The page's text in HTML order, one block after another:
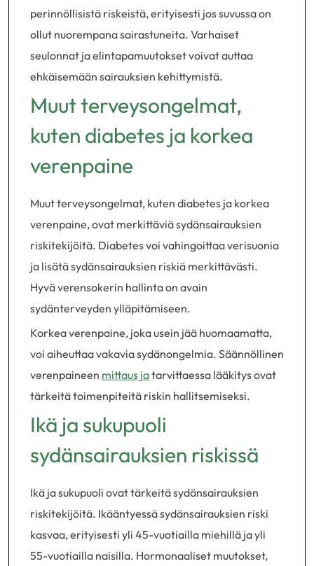
perinnöllisistä riskeistä, erityisesti jos suvussa on
ollut nuorempana sairastuneita. Varhaiset
seulonnat ja elintapamuutokset voivat auttaa
ehkäisemään sairauksien kehittymistä.
Muut terveysongelmat,
kuten diabetes ja korkea
verenpaine
Muut terveysongelmat, kuten diabetes ja korkea
verenpaine, ovat merkittäviä sydänsairauksien
riskitekijöitä. Diabetes voi vahingoittaa verisuonia
ja lisätä sydänsairauksien riskiä merkittävästi.
Hyvä verensokerin hallinta on avain
sydänterveyden ylläpitämiseen.
Korkea verenpaine, joka usein jää huomaamatta,
voi aiheuttaa vakavia sydänongelmia. Säännöllinen
verenpaineen mittaus jatarvittaessa lääkitys ovat
tärkeitä toimenpiteitä riskin hallitsemiseksi.
Ikä ja sukupuoli
sydänsairauksien riskissä
Ikä ja sukupuoli ovat tärkeitä sydänsairauksien
riskitekijöitä. Ikääntyessä sydänsairauksien riski
kasvaa, erityisesti yli 45-vuotiailla miehillä ja yli
55-vuotiailla naisilla. Hormonaaliset muutokset,